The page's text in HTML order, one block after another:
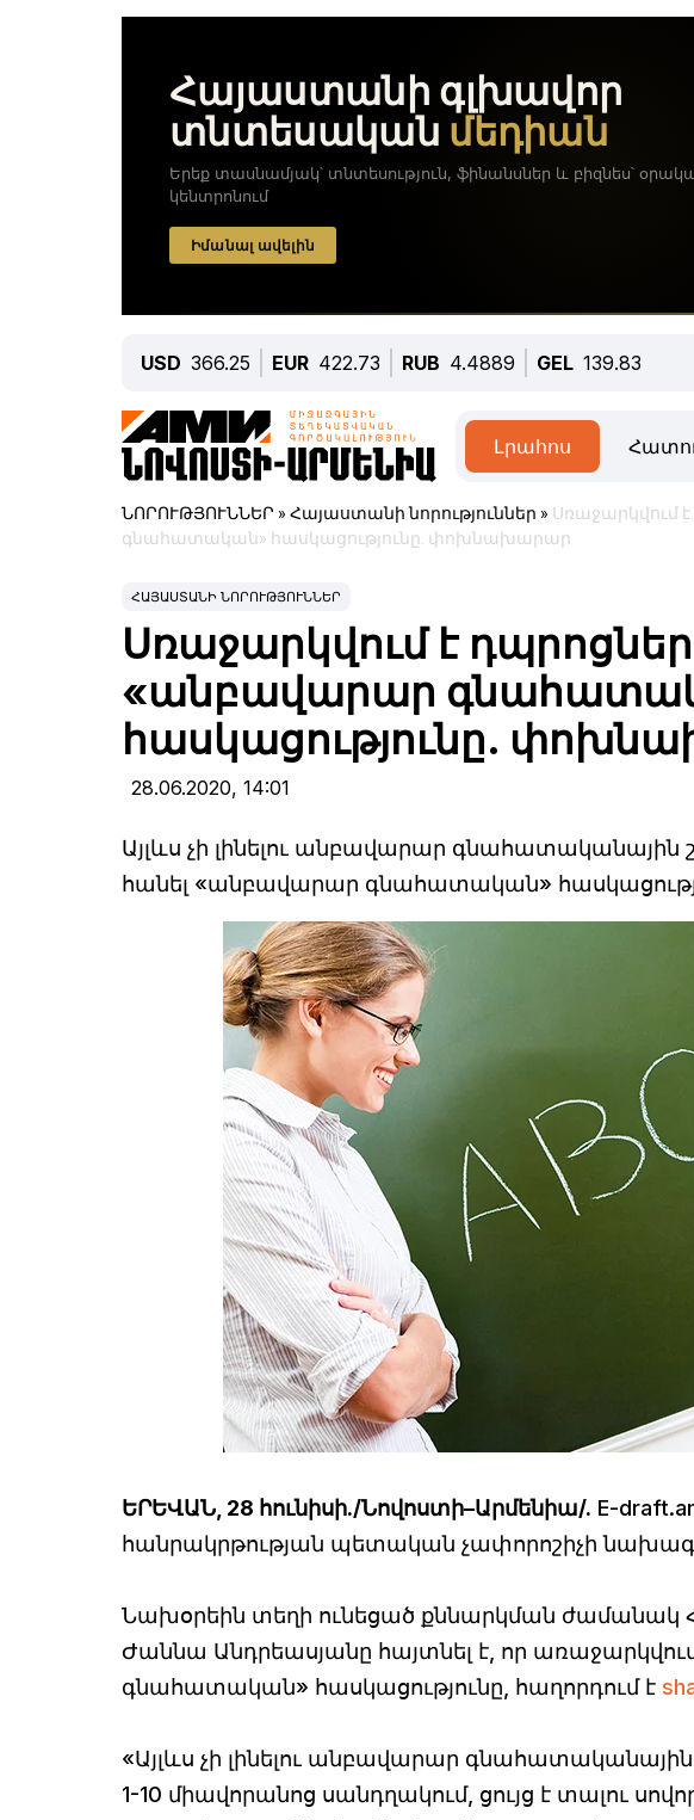
USD 366.25 EUR 422.73 RUB 4.4889 GEL 139.83
Լրահոս
ՆՈՐՈՒԹՅՈՒՆՆԵՐ » Հայաստանի նորություններ » Սռաջարկվում
գնահատական» հասկացությունը. փոխնախարար
ՀԱՅԱՍՏԱՆԻ ՆՈՐՈՒԹՅՈՒՆՆԵՐ
Սռաջարկվում է
«անբավարար
հասկացությունը.
28.06.2020, 14:01
Այլևս չի լինելու անբավարար գնահատականային
հանել «անբավարար գնահատական»
ԵՐԵՎԱՆ, 28 հունիսի./Նովոստի–Արմենիա/. E-
հանրակրթության պետական չափորոշիչի
Նախօրեին տեղի ունեցած քննարկման
Ժաննա Անդրեասյանը հայտնել է, որ
գնահատական» հասկացությունը, հաղորդում է
«Այլևս չի լինելու անբավարար
1-10 միավորանոց սանդղակում, ցույց է տալու